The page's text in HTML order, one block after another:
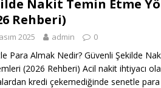
Nakit Temin Etme
Rehberi)
2025 admin 0
Para Almak Nedir? Güvenli Şekilde
(2026 Rehberi) Acil nakit ihtiyacı
kredi çekemediğinde senetle